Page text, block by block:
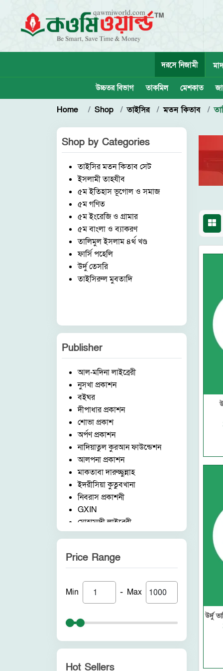
দরসে নিজামী
উচ্চতর বিভাগ তাকমিল মেশকাত
Home Shop তাইসির মতন কিতাব
Shop by Categories
তাইসির মতন কিতাব সেট
ইসলামী তাহযীব
৫ম ইতিহাস ভূগোল ও সমাজ
৫ম গণিত
৫ম ইংরেজি ও গ্রামার
৫ম বাংলা ও ব্যাকরণ
তালিমুল ইসলাম ৪র্থ খণ্ড
ফার্সি পহেলি
উর্দু তেসরি
তাইসিরুল মুবতাদি
Publisher
আল-মদিনা লাইব্রেরী
নুসখা প্রকাশন
বইঘর
দীপাধার প্রকাশন
শোভা প্রকাশ
অর্পণ প্রকাশন
নাদিয়াতুল কুরআন ফাউন্ডেশন
আলপনা প্রকাশন
মাকতাবা দারুচ্ছুন্নাহ
ইদরীসিয়া কুতুবখানা
নিবরাস প্রকাশনী
GXIN
মোহাম্মদী লাইব্রেরী
নাদিয়াতুল কুরআন ফাউন্ডেশন
আকীল পাবলিকেশন
নন ব্র্যান্ড
পুনরায় প্রকাশন
হাকীমুল উম্মত প্রকাশনী
সীরাহ প্রকাশ
Price Range
Min - Max
Hot Sellers
উর্দু